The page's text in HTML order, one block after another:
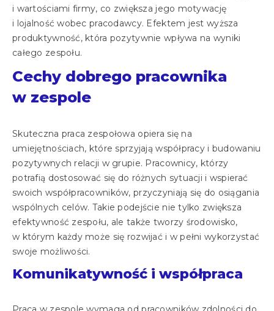
i wartościami firmy, co zwiększa jego motywację
i lojalność wobec pracodawcy. Efektem jest wyższa
produktywność, która pozytywnie wpływa na wyniki
całego zespołu.
Cechy dobrego pracownika
w zespole
Skuteczna praca zespołowa opiera się na
umiejętnościach, które sprzyjają współpracy i budowaniu
pozytywnych relacji w grupie. Pracownicy, którzy
potrafią dostosować się do różnych sytuacji i wspierać
swoich współpracowników, przyczyniają się do osiągania
wspólnych celów. Takie podejście nie tylko zwiększa
efektywność zespołu, ale także tworzy środowisko,
w którym każdy może się rozwijać i w pełni wykorzystać
swoje możliwości.
Komunikatywność i współpraca